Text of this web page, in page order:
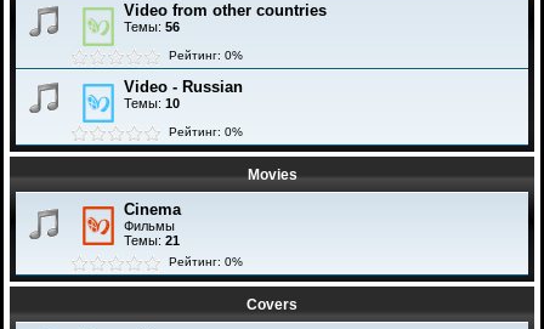
Video from other countries
Темы: 56
Рейтинг: 0%
Video - Russian
Темы: 10
Рейтинг: 0%
Movies
Cinema
Фильмы
Темы: 21
Рейтинг: 0%
Covers